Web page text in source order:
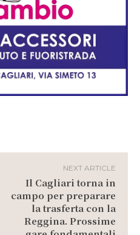
NEXT ARTICLE
Il Cagliari torna in
campo per preparare
la trasferta con la
Reggina. Prossime